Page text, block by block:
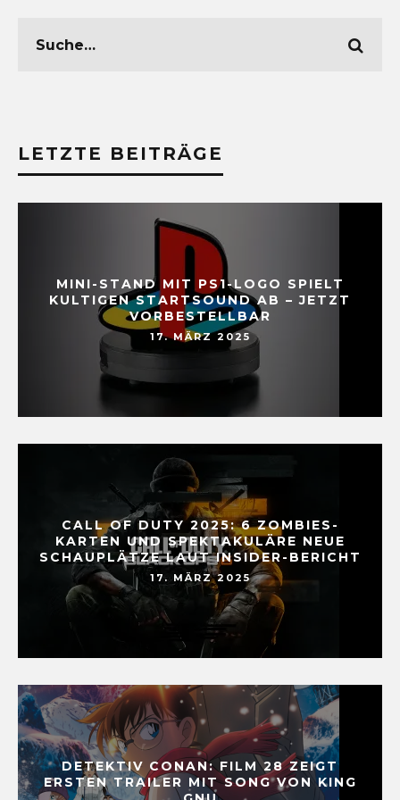
LETZTE BEITRÄGE
MINI-STAND MIT PS1-LOGO SPIELT
KULTIGEN STARTSOUND AB – JETZT
VORBESTELLBAR
17. MÄRZ 2025
CALL OF DUTY 2025: 6 ZOMBIES-
KARTEN UND SPEKTAKULÄRE NEUE
SCHAUPLÄTZE LAUT INSIDER-BERICHT
17. MÄRZ 2025
DETEKTIV CONAN: FILM 28 ZEIGT
ERSTEN TRAILER MIT SONG VON KING